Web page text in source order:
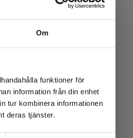
Om
funktioner för
information från din enhet
tur kombinera informationen
deras tjänster.